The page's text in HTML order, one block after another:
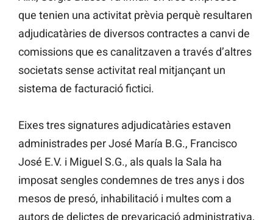
que tenien una activitat prèvia perquè resultaren
adjudicatàries de diversos contractes a canvi de
comissions que es canalitzaven a través d’altres
societats sense activitat real mitjançant un
sistema de facturació fictici.
Eixes tres signatures adjudicatàries estaven
administrades per José María B.G., Francisco
José E.V. i Miguel S.G., als quals la Sala ha
imposat sengles condemnes de tres anys i dos
mesos de presó, inhabilitació i multes com a
autors de delictes de prevaricació administrativa,